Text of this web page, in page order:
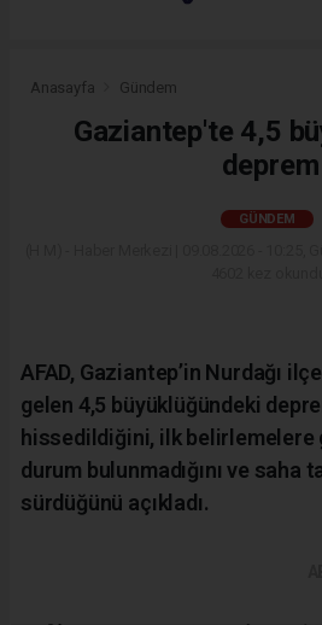
Anasayfa Gündem
Gaziantep'te 4,5
deprem
GÜNDEM
AFAD, Gaziantep’in Nurdağı
gelen 4,5 büyüklüğündeki
hissedildiğini, ilk belirlemelere
durum bulunmadığını ve saha
sürdüğünü açıkladı.